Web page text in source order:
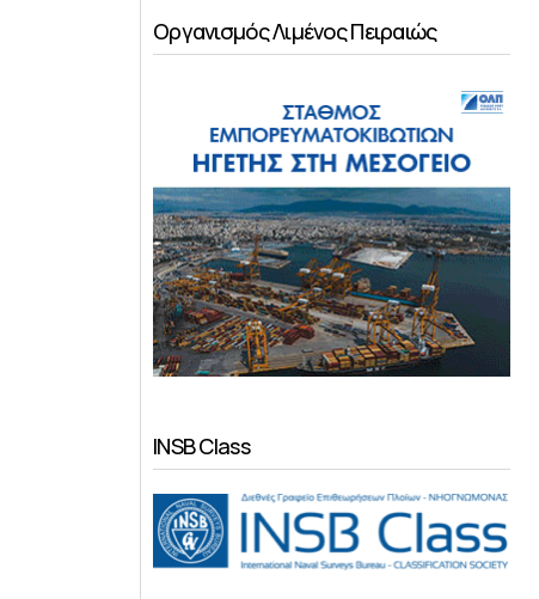
Οργανισμός Λιμένος Πειραιώς
INSB Class